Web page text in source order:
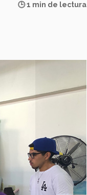
🕒 1 min de lectura